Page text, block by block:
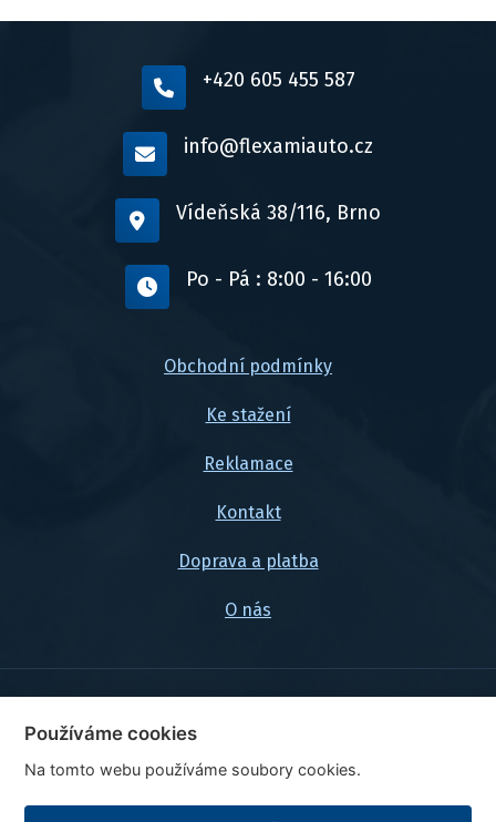
+420 605 455 587
info@flexamiauto.cz
Vídeňská 38/116, Brno
Po - Pá : 8:00 - 16:00
Obchodní podmínky
Ke stažení
Reklamace
Kontakt
Doprava a platba
O nás
© 2026, FlexaMi Auto s.r.o.
Ceny jsou uvedeny vč. DPH
Používáme cookies
Na tomto webu používáme soubory cookies.